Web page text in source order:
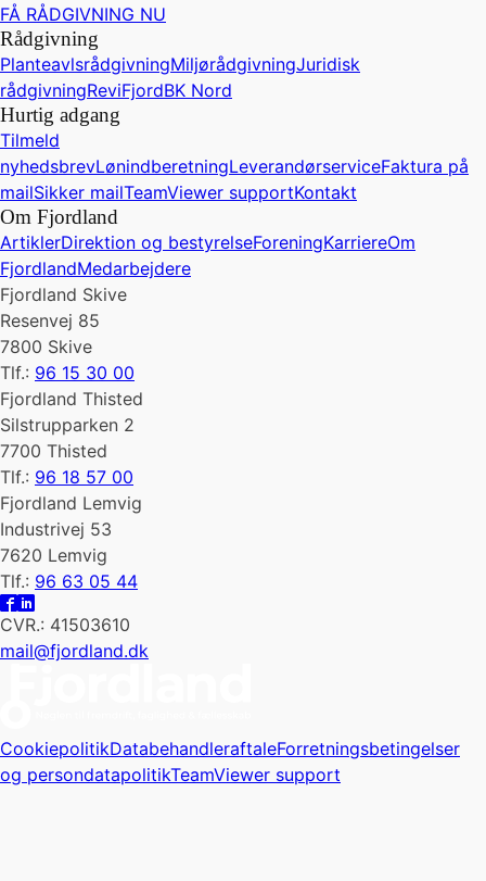
FÅ RÅDGIVNING NU
Rådgivning
PlanteavlsrådgivningMiljørådgivningJuridisk
rådgivningReviFjordBK Nord
Hurtig adgang
Tilmeld
nyhedsbrevLønindberetningLeverandørserviceFaktura på
mailSikker mailTeamViewer supportKontakt
Om Fjordland
ArtiklerDirektion og bestyrelseForeningKarriereOm
FjordlandMedarbejdere
Fjordland Skive
Resenvej 85
7800 Skive
Tlf.: 96 15 30 00
Fjordland Thisted
Silstrupparken 2
7700 Thisted
Tlf.: 96 18 57 00
Fjordland Lemvig
Industrivej 53
7620 Lemvig
Tlf.: 96 63 05 44
CVR.: 41503610
mail@fjordland.dk
CookiepolitikDatabehandleraftaleForretningsbetingelser
og persondatapolitikTeamViewer support